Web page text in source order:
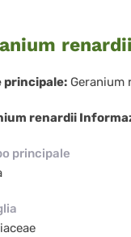
renardii
principale: Geranium
renardii
principale